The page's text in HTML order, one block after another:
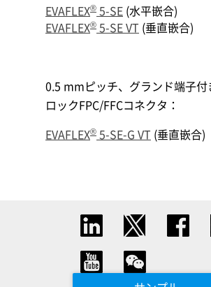
EVAFLEX® 5-SE (水平嵌合)
EVAFLEX® 5-SE VT (垂直嵌合)
0.5 mmピッチ、グランド端子付
ロックFPC/FFCコネクタ：
EVAFLEX® 5-SE-G VT (垂直嵌合)